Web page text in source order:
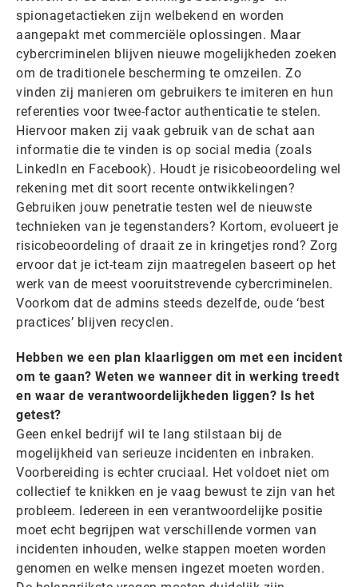
spionagetactieken zijn welbekend en worden
aangepakt met commerciële oplossingen. Maar
cybercriminelen blijven nieuwe mogelijkheden zoeken
om de traditionele bescherming te omzeilen. Zo
vinden zij manieren om gebruikers te imiteren en hun
referenties voor twee-factor authenticatie te stelen.
Hiervoor maken zij vaak gebruik van de schat aan
informatie die te vinden is op social media (zoals
LinkedIn en Facebook). Houdt je risicobeoordeling wel
rekening met dit soort recente ontwikkelingen?
Gebruiken jouw penetratie testen wel de nieuwste
technieken van je tegenstanders? Kortom, evolueert je
risicobeoordeling of draait ze in kringetjes rond? Zorg
ervoor dat je ict-team zijn maatregelen baseert op het
werk van de meest vooruitstrevende cybercriminelen.
Voorkom dat de admins steeds dezelfde, oude ‘best
practices’ blijven recyclen.
Hebben we een plan klaarliggen om met een incident
om te gaan? Weten we wanneer dit in werking treedt
en waar de verantwoordelijkheden liggen? Is het
getest?
Geen enkel bedrijf wil te lang stilstaan bij de
mogelijkheid van serieuze incidenten en inbraken.
Voorbereiding is echter cruciaal. Het voldoet niet om
collectief te knikken en je vaag bewust te zijn van het
probleem. Iedereen in een verantwoordelijke positie
moet echt begrijpen wat verschillende vormen van
incidenten inhouden, welke stappen moeten worden
genomen en welke mensen ingezet moeten worden.